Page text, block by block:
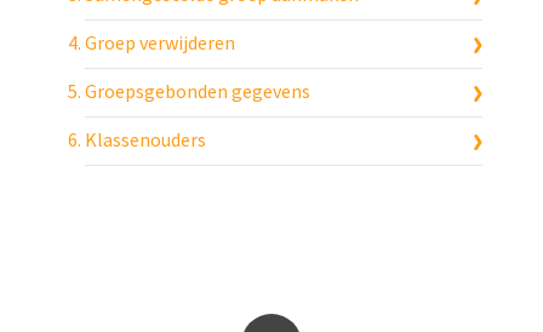
Groep verwijderen
Groepsgebonden gegevens
Klassenouders